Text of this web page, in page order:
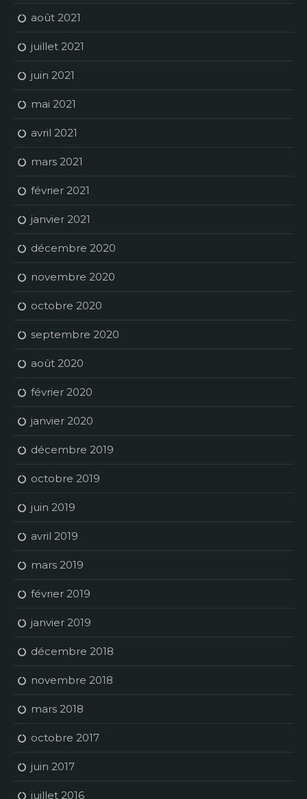
août 2021
juillet 2021
juin 2021
mai 2021
avril 2021
mars 2021
février 2021
janvier 2021
décembre 2020
novembre 2020
octobre 2020
septembre 2020
août 2020
février 2020
janvier 2020
décembre 2019
octobre 2019
juin 2019
avril 2019
mars 2019
février 2019
janvier 2019
décembre 2018
novembre 2018
mars 2018
octobre 2017
juin 2017
juillet 2016